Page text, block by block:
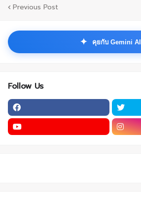
Previous Post
✦ คุยกับ Gemini AI
Follow Us